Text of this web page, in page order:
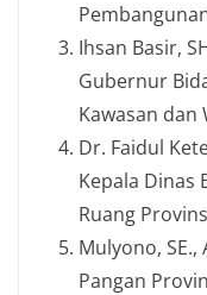
Ihsan Basir,
Gubernur
Kawasan dan
Dr. Faidul
Kepala Dinas
Ruang
Mulyono, SE.,
Pangan